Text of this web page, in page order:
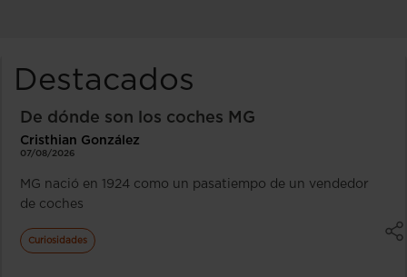
Destacados
De dónde son los coches MG
Cristhian González
07/08/2026
MG nació en 1924 como un pasatiempo de un vendedor
de coches
Curiosidades